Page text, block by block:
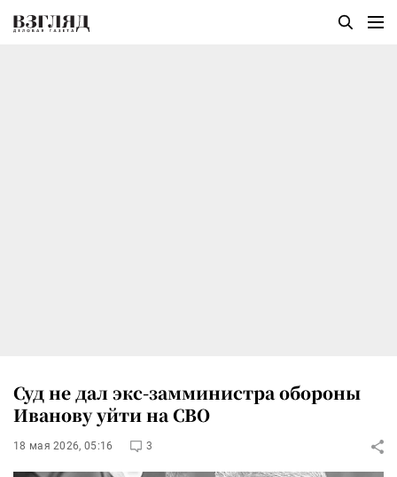
Суд не дал экс-замминистра обороны
Иванову уйти на СВО
18 мая 2026, 05:16 3